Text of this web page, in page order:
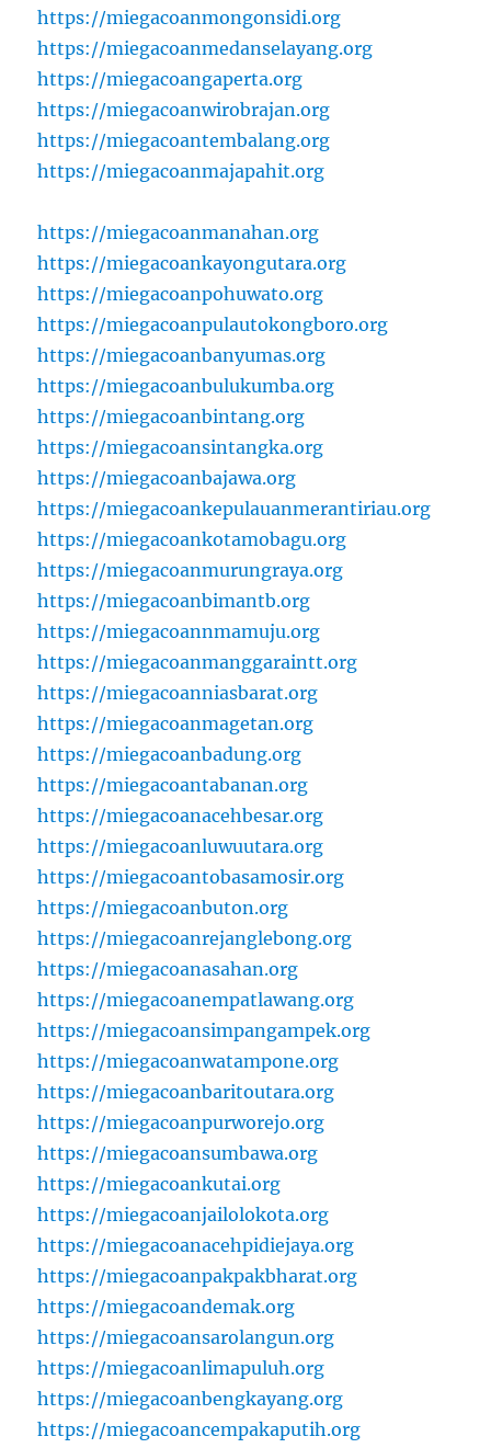
https://miegacoanmongonsidi.org
https://miegacoanmedanselayang.org
https://miegacoangaperta.org
https://miegacoanwirobrajan.org
https://miegacoantembalang.org
https://miegacoanmajapahit.org
https://miegacoanmanahan.org
https://miegacoankayongutara.org
https://miegacoanpohuwato.org
https://miegacoanpulautokongboro.org
https://miegacoanbanyumas.org
https://miegacoanbulukumba.org
https://miegacoanbintang.org
https://miegacoansintangka.org
https://miegacoanbajawa.org
https://miegacoankepulauanmerantiriau.org
https://miegacoankotamobagu.org
https://miegacoanmurungraya.org
https://miegacoanbimantb.org
https://miegacoannmamuju.org
https://miegacoanmanggaraintt.org
https://miegacoanniasbarat.org
https://miegacoanmagetan.org
https://miegacoanbadung.org
https://miegacoantabanan.org
https://miegacoanacehbesar.org
https://miegacoanluwuutara.org
https://miegacoantobasamosir.org
https://miegacoanbuton.org
https://miegacoanrejanglebong.org
https://miegacoanasahan.org
https://miegacoanempatlawang.org
https://miegacoansimpangampek.org
https://miegacoanwatampone.org
https://miegacoanbaritoutara.org
https://miegacoanpurworejo.org
https://miegacoansumbawa.org
https://miegacoankutai.org
https://miegacoanjailolokota.org
https://miegacoanacehpidiejaya.org
https://miegacoanpakpakbharat.org
https://miegacoandemak.org
https://miegacoansarolangun.org
https://miegacoanlimapuluh.org
https://miegacoanbengkayang.org
https://miegacoancempakaputih.org